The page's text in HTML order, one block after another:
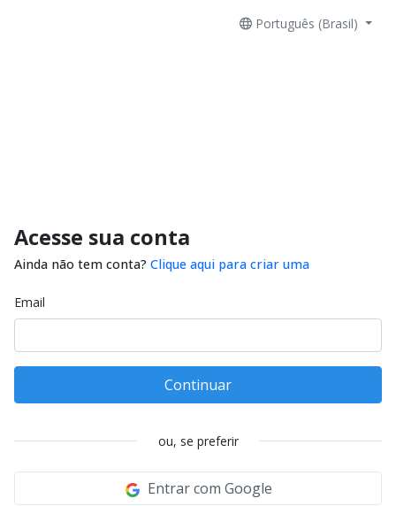
Português (Brasil)
Acesse sua conta
Ainda não tem conta? Clique aqui para criar uma
Email
Continuar
ou, se preferir
Entrar com Google